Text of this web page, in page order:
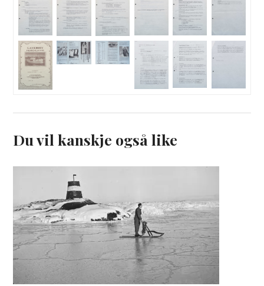
Du vil kanskje også like